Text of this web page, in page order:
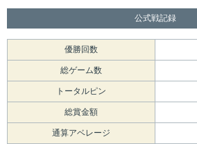
公式戦記録
優勝回数
総ゲーム数
トータルピン
総賞金額
通算アベレージ